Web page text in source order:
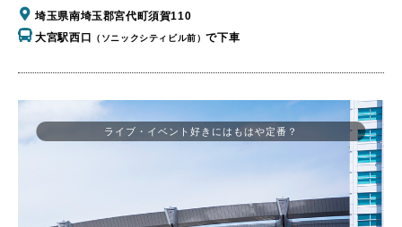
埼玉県南埼玉郡宮代町須賀110
大宮駅西口
（ソニックシティビル前）で下車
ライブ・イベント好きにはもはや定番？